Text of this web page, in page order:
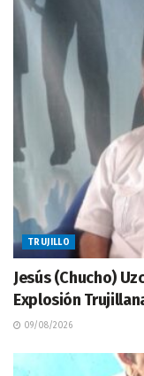
TRUJILLO
Jesús (Chucho)
Explosión
09/08/2026